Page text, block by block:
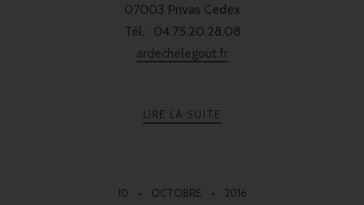
07003 Privas Cedex
Tél. : 04.75.20.28.08
ardechelegout.fr
LIRE LA SUITE
10 OCTOBRE 2016